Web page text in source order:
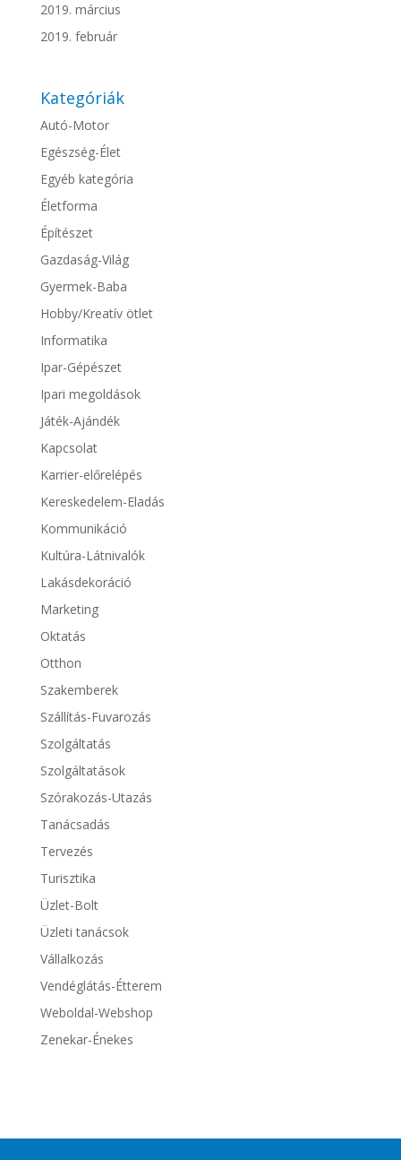
2019. március
2019. február
Kategóriák
Autó-Motor
Egészség-Élet
Egyéb kategória
Életforma
Építészet
Gazdaság-Világ
Gyermek-Baba
Hobby/Kreatív ötlet
Informatika
Ipar-Gépészet
Ipari megoldások
Játék-Ajándék
Kapcsolat
Karrier-előrelépés
Kereskedelem-Eladás
Kommunikáció
Kultúra-Látnivalók
Lakásdekoráció
Marketing
Oktatás
Otthon
Szakemberek
Szállítás-Fuvarozás
Szolgáltatás
Szolgáltatások
Szórakozás-Utazás
Tanácsadás
Tervezés
Turisztika
Üzlet-Bolt
Üzleti tanácsok
Vállalkozás
Vendéglátás-Étterem
Weboldal-Webshop
Zenekar-Énekes